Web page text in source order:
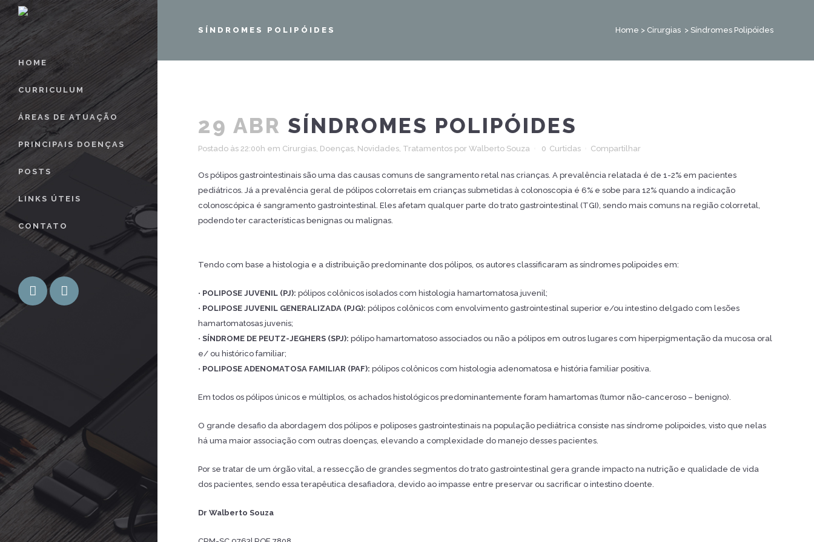
HOME
CURRICULUM
ÁREAS DE ATUAÇÃO
PRINCIPAIS DOENÇAS
POSTS
LINKS ÚTEIS
CONTATO
SÍNDROMES POLIPÓIDES Home > Cirurgias > Síndromes Polipóides
29 ABR SÍNDROMES POLIPÓIDES
Postado às 22:00h em Cirurgias, Doenças, Novidades, Tratamentos por Walberto Souza 0 Curtidas Compartilhar
Os pólipos gastrointestinais são uma das causas comuns de sangramento retal nas crianças. A prevalência relatada é de 1-2% em pacientes
pediátricos. Já a prevalência geral de pólipos colorretais em crianças submetidas à colonoscopia é 6% e sobe para 12% quando a indicação
colonoscópica é sangramento gastrointestinal. Eles afetam qualquer parte do trato gastrointestinal (TGI), sendo mais comuns na região colorretal,
podendo ter características benignas ou malignas.
Tendo com base a histologia e a distribuição predominante dos pólipos, os autores classificaram as síndromes polipoides em:
• POLIPOSE JUVENIL (PJ): pólipos colônicos isolados com histologia hamartomatosa juvenil;
• POLIPOSE JUVENIL GENERALIZADA (PJG): pólipos colônicos com envolvimento gastrointestinal superior e/ou intestino delgado com lesões
hamartomatosas juvenis;
• SÍNDROME DE PEUTZ-JEGHERS (SPJ): pólipo hamartomatoso associados ou não a pólipos em outros lugares com hiperpigmentação da mucosa oral
e/ ou histórico familiar;
• POLIPOSE ADENOMATOSA FAMILIAR (PAF): pólipos colônicos com histologia adenomatosa e história familiar positiva.
Em todos os pólipos únicos e múltiplos, os achados histológicos predominantemente foram hamartomas (tumor não-canceroso – benigno).
O grande desafio da abordagem dos pólipos e poliposes gastrointestinais na população pediátrica consiste nas síndrome polipoides, visto que nelas
há uma maior associação com outras doenças, elevando a complexidade do manejo desses pacientes.
Por se tratar de um órgão vital, a ressecção de grandes segmentos do trato gastrointestinal gera grande impacto na nutrição e qualidade de vida
dos pacientes, sendo essa terapêutica desafiadora, devido ao impasse entre preservar ou sacrificar o intestino doente.
Dr Walberto Souza